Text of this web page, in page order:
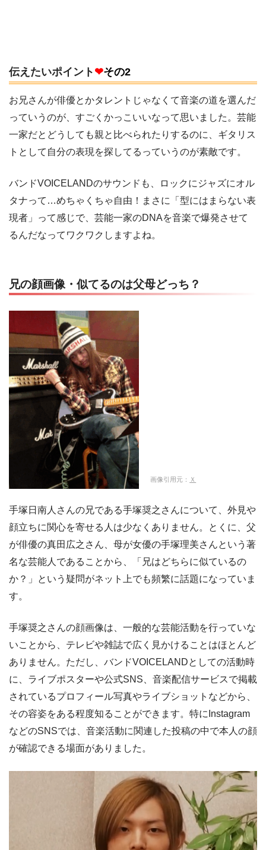
伝えたいポイント ❤その2
お兄さんが俳優とかタレントじゃなくて音楽の道を選んだ
っていうのが、すごくかっこいいなって思いました。芸能
一家だとどうしても親と比べられたりするのに、ギタリス
トとして自分の表現を探してるっていうのが素敵です。
バンドVOICELANDのサウンドも、ロックにジャズにオル
タナって…めちゃくちゃ自由！まさに「型にはまらない表
現者」って感じで、芸能一家のDNAを音楽で爆発させて
るんだなってワクワクしますよね。
兄の顔画像・似てるのは父母どっち？
画像引用元： Ｘ
手塚日南人さんの兄である手塚奨之さんについて、外見や
顔立ちに関心を寄せる人は少なくありません。とくに、父
が俳優の真田広之さん、母が女優の手塚理美さんという著
名な芸能人であることから、「兄はどちらに似ているの
か？」という疑問がネット上でも頻繁に話題になっていま
す。
手塚奨之さんの顔画像は、一般的な芸能活動を行っていな
いことから、テレビや雑誌で広く見かけることはほとんど
ありません。ただし、バンドVOICELANDとしての活動時
に、ライブポスターや公式SNS、音楽配信サービスで掲載
されているプロフィール写真やライブショットなどから、
その容姿をある程度知ることができます。特にInstagram
などのSNSでは、音楽活動に関連した投稿の中で本人の顔
が確認できる場面がありました。